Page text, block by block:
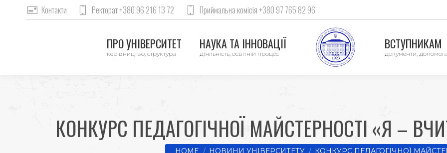
Контакти Ректорат +380 96 216 13 72 Приймальна комісія +380 97 765 82 96
ПРО УНІВЕРСИТЕТ
керівництво, структура
НАУКА ТА ІННОВАЦІЇ
діяльність, освітній процес
ВСТУПНИКАМ
документи,
КОНКУРС ПЕДАГОГІЧНОЇ МАЙСТЕРНОСТІ «Я –
You are here:
HOME НОВИНИ УНІВЕРСИТЕТУ КОНКУРС ПЕДАГОГІЧНОЇ